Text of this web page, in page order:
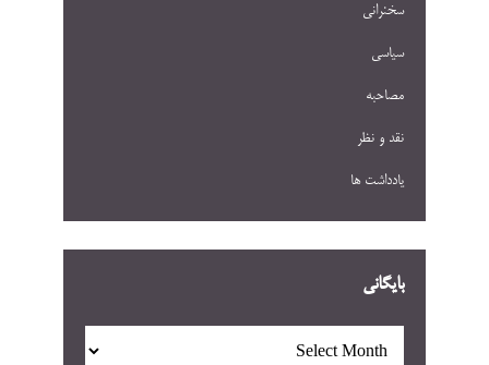
سخنرانی
سیاسی
مصاحبه
نقد و نظر
یادداشت ها
بایگانی